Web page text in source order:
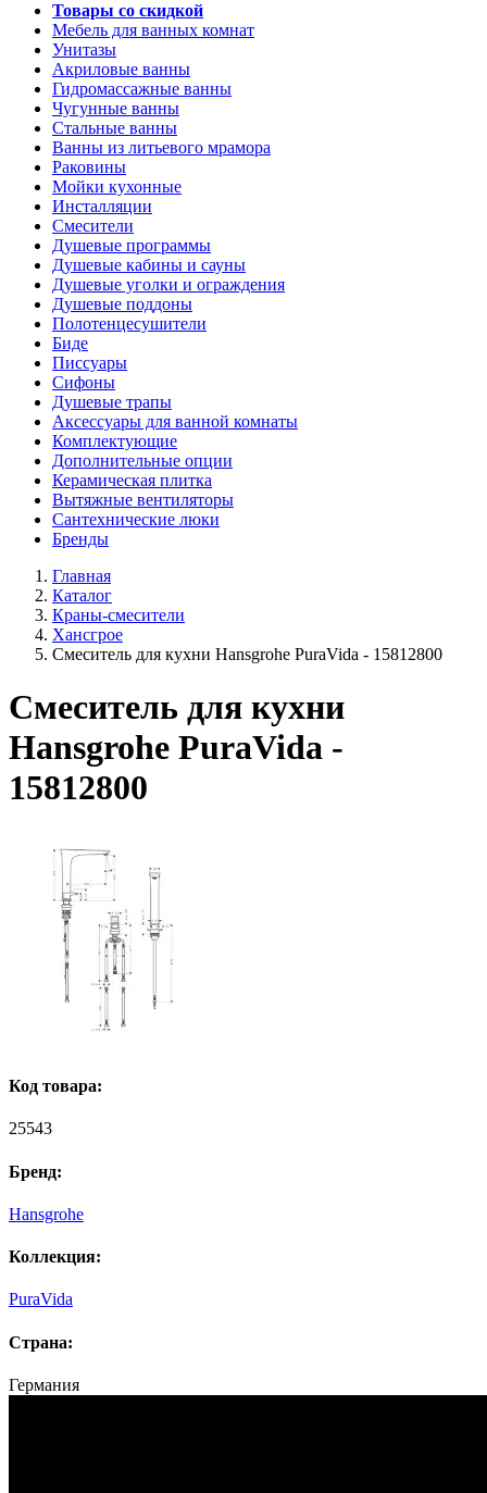
Товары со скидкой
Мебель для ванных комнат
Унитазы
Акриловые ванны
Гидромассажные ванны
Чугунные ванны
Стальные ванны
Ванны из литьевого мрамора
Раковины
Мойки кухонные
Инсталляции
Смесители
Душевые программы
Душевые кабины и сауны
Душевые уголки и ограждения
Душевые поддоны
Полотенцесушители
Биде
Писсуары
Сифоны
Душевые трапы
Аксессуары для ванной комнаты
Комплектующие
Дополнительные опции
Керамическая плитка
Вытяжные вентиляторы
Сантехнические люки
Бренды
Главная
Каталог
Краны-смесители
Хансгрое
Смеситель для кухни Hansgrohe PuraVida - 15812800
Смеситель для кухни
Hansgrohe PuraVida -
15812800
Код товара:
25543
Бренд:
Hansgrohe
Коллекция:
PuraVida
Страна:
Германия